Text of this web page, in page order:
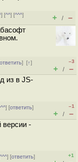
] [^^] [^^^]
+ / –
ответить][↑]
–3
+ / –
из в JS-
] [ответить]
–1
+ / –
версии -
^^^] [ответить]
+1